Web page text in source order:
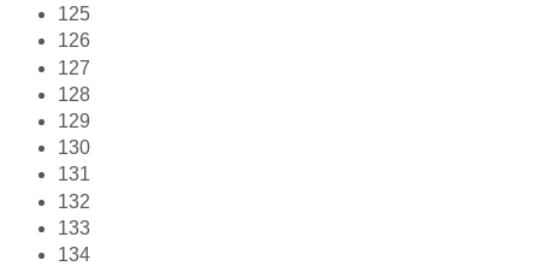
125
126
127
128
129
130
131
132
133
134